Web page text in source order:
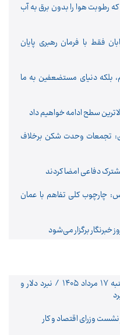
رطوبت هوا را بدون برق به آب
فقط با فرمان رهبری پایان
بلکه دنیای مستضعفین به ما
سطح ادامه خواهیم داد
تجمعات وحدت شکن برخلاف
دفاعی امضا کردند
چارچوب کلی تفاهم با عمان
برگزار می‌شود
پیش ‌بینی قیمت دلار، طلا و سکه شنبه ۱۷ مرداد ۱۴۰۵ / نبرد دلار و
نشست وزرای اقتصاد و کار